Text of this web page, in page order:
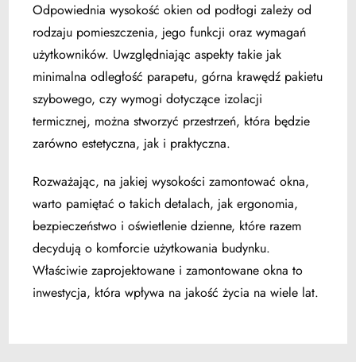
Odpowiednia wysokość okien od podłogi zależy od
rodzaju pomieszczenia, jego funkcji oraz wymagań
użytkowników. Uwzględniając aspekty takie jak
minimalna odległość parapetu, górna krawędź pakietu
szybowego, czy wymogi dotyczące izolacji
termicznej, można stworzyć przestrzeń, która będzie
zarówno estetyczna, jak i praktyczna.
Rozważając, na jakiej wysokości zamontować okna,
warto pamiętać o takich detalach, jak ergonomia,
bezpieczeństwo i oświetlenie dzienne, które razem
decydują o komforcie użytkowania budynku.
Właściwie zaprojektowane i zamontowane okna to
inwestycja, która wpływa na jakość życia na wiele lat.